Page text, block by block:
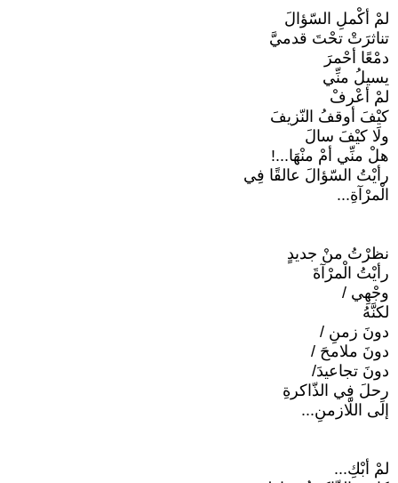
لمْ أكْملِ السّؤالَ
تناثرَتْ تحْتَ قدميَّ
دمْعًا أحْمرَ
يسيلُ منِّي
لمْ أعْرفْ
كيْفَ أوقفُ النّزيفَ
ولَا كيْفَ سالَ
هلْ منِّي أمْ منْهَا...!
رأيْتُ السّؤالَ عالقًا فِي
الْمرْآةِ...
نظرْتُ منْ جديدٍ
رأيْتُ الْمرْآةَ
وجْهِي /
لكنَّهُ
دونَ زمنِ /
دونَ ملامحَ /
دونَ تجاعيدَ/
رحلَ فِي الذّاكرةِ
إلَى اللّازمنِ...
لمْ أبْكِ...